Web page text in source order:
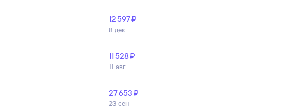
12 ⁠597 ⁠₽
8 дек
11 ⁠528 ⁠₽
11 авг
27 ⁠653 ⁠₽
23 сен